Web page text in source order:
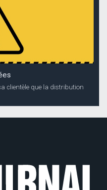
clientèle que la distribution